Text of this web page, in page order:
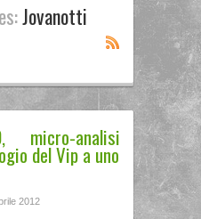
Jovanotti
micro-analisi
del Vip a uno
2012